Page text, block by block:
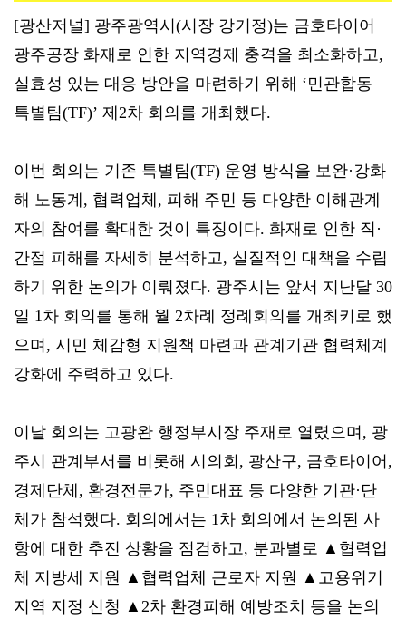
[광산저널] 광주광역시(시장 강기정)는 금호타이어
광주공장 화재로 인한 지역경제 충격을 최소화하고,
실효성 있는 대응 방안을 마련하기 위해 ‘민관합동
특별팀(TF)’ 제2차 회의를 개최했다.
이번 회의는 기존 특별팀(TF) 운영 방식을 보완·강화
해 노동계, 협력업체, 피해 주민 등 다양한 이해관계
자의 참여를 확대한 것이 특징이다. 화재로 인한 직·
간접 피해를 자세히 분석하고, 실질적인 대책을 수립
하기 위한 논의가 이뤄졌다. 광주시는 앞서 지난달 30
일 1차 회의를 통해 월 2차례 정례회의를 개최키로 했
으며, 시민 체감형 지원책 마련과 관계기관 협력체계
강화에 주력하고 있다.
이날 회의는 고광완 행정부시장 주재로 열렸으며, 광
주시 관계부서를 비롯해 시의회, 광산구, 금호타이어,
경제단체, 환경전문가, 주민대표 등 다양한 기관·단
체가 참석했다. 회의에서는 1차 회의에서 논의된 사
항에 대한 추진 상황을 점검하고, 분과별로 ▲협력업
체 지방세 지원 ▲협력업체 근로자 지원 ▲고용위기
지역 지정 신청 ▲2차 환경피해 예방조치 등을 논의